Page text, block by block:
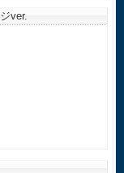
ver.